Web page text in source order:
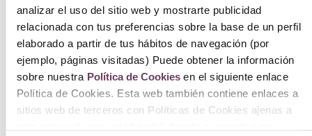
analizar el uso del sitio web y mostrarte publicidad
relacionada con tus preferencias sobre la base de un perfil
elaborado a partir de tus hábitos de navegación (por
ejemplo, páginas visitadas) Puede obtener la información
sobre nuestra Política de Cookiesen el siguiente enlace
Política de Cookies. Esta web también contiene enlaces a
sitios web de terceros con Políticas de Cookies ajenas a
Bioeffect EGF Power Serum 15ml
199.00 €